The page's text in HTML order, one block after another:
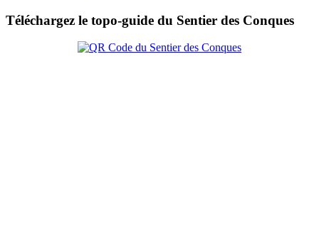
Téléchargez le topo-guide du Sentier des Conques